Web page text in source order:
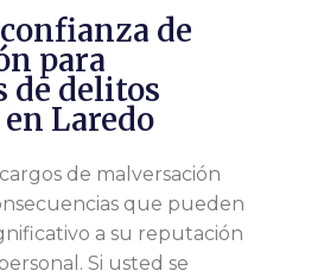
de
para
de delitos
Laredo
de malversación
que pueden
a su reputación
Si usted se